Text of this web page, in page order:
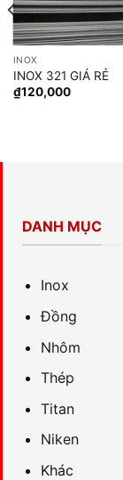
INOX
INOX 321 GIÁ RẺ
₫120,000
DANH MỤC
Inox
Đồng
Nhôm
Thép
Titan
Niken
Khác